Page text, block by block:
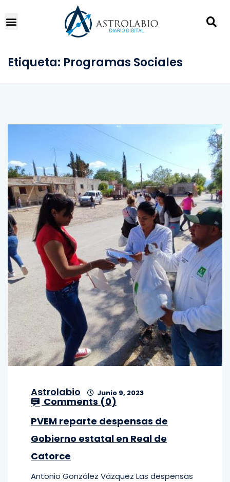
Etiqueta: Programas Sociales
Astrolabio Junio 9, 2023
Comments (0)
PVEM reparte despensas de
Gobierno estatal en Real de
Catorce
Antonio González Vázquez Las despensas